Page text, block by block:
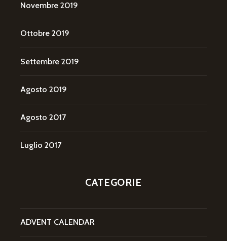
Novembre 2019
Ottobre 2019
Settembre 2019
Agosto 2019
Agosto 2017
Luglio 2017
CATEGORIE
ADVENT CALENDAR